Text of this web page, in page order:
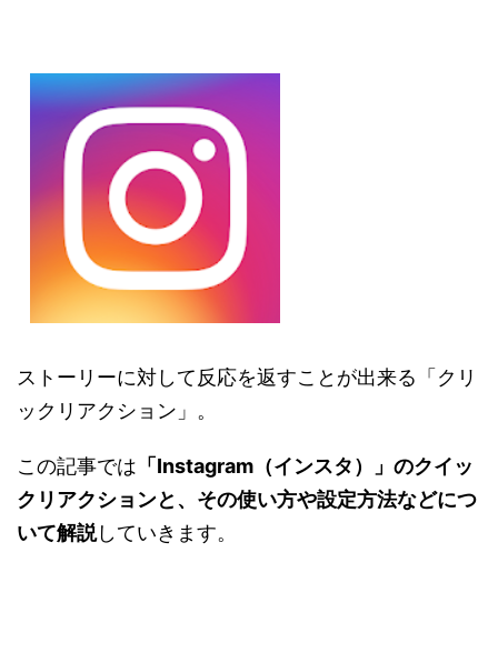
ストーリーに対して反応を返すことが出来る「クリ
ックリアクション」。
この記事では 「Instagram（インスタ）」のクイッ
クリアクションと、その使い方や設定方法などにつ
いて解説していきます。